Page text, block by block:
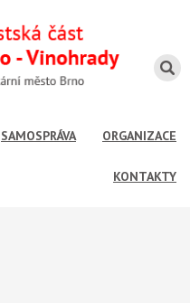
SAMOSPRÁVA ORGANIZACE
KONTAKTY